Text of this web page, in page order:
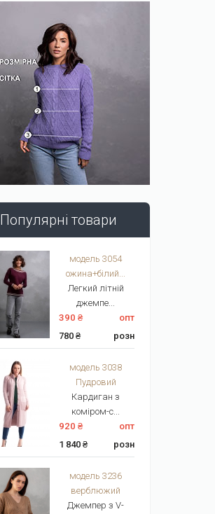
Популярні товари
модель 3054
ожина+білий...
Легкий літній
джемпе...
390 ₴
опт
780 ₴
розн
модель 3038
Пудровий
Кардиган з
коміром-с...
920 ₴
опт
1 840 ₴
розн
модель 3236
верблюжий
Джемпер з V-